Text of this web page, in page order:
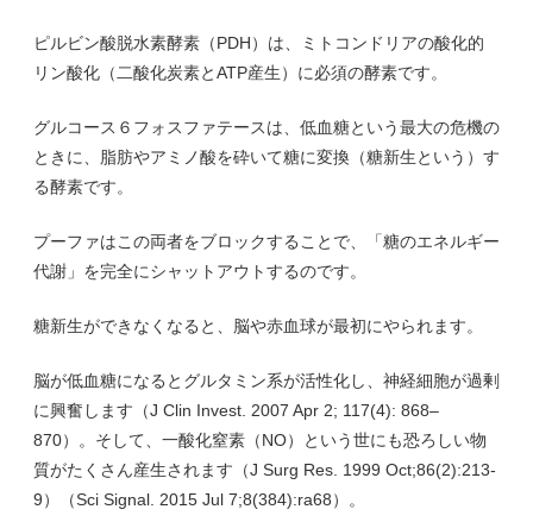
ピルビン酸脱水素酵素（PDH）は、ミトコンドリアの酸化的
リン酸化（二酸化炭素とATP産生）に必須の酵素です。
グルコース６フォスファテースは、低血糖という最大の危機の
ときに、脂肪やアミノ酸を砕いて糖に変換（糖新生という）す
る酵素です。
プーファはこの両者をブロックすることで、「糖のエネルギー
代謝」を完全にシャットアウトするのです。
糖新生ができなくなると、脳や赤血球が最初にやられます。
脳が低血糖になるとグルタミン系が活性化し、神経細胞が過剰
に興奮します（J Clin Invest. 2007 Apr 2; 117(4): 868–
870）。そして、一酸化窒素（NO）という世にも恐ろしい物
質がたくさん産生されます（J Surg Res. 1999 Oct;86(2):213-
9）（Sci Signal. 2015 Jul 7;8(384):ra68）。